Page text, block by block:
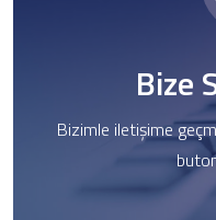
Bize
Bizimle iletişime